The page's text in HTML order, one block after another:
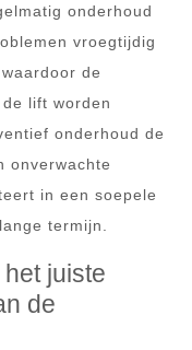
onderhoud
vroegtijdig
de
lift worden
onderhoud de
onverwachte
in een soepele
termijn.
juiste
de